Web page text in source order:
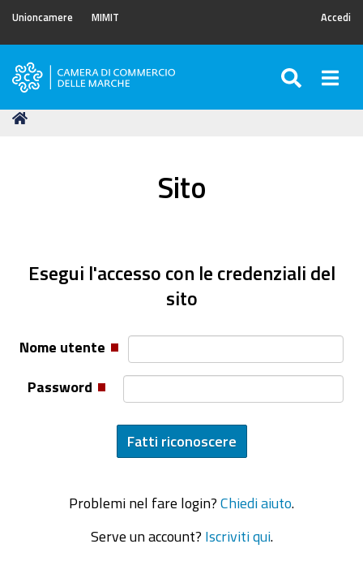
Unioncamere MIMIT Accedi
Camera
Commercio
Tu
Sito
Esegui l'accesso con le credenziali del
sito
Nome utente
Password
Problemi nel fare login? Chiedi aiuto
Serve un account? Iscriviti qui.